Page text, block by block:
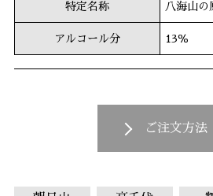
特定名称 八海山の
アルコール分 13％
ご注文方法